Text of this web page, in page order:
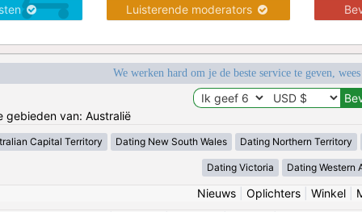
Luisterende moderators
We werken hard om je de beste service te geven,
gebieden van: Australië
Capital Territory Dating New South Wales Dating Northern Territory
Dating Victoria Dating Western
Nieuws| Oplichters| Winkel|